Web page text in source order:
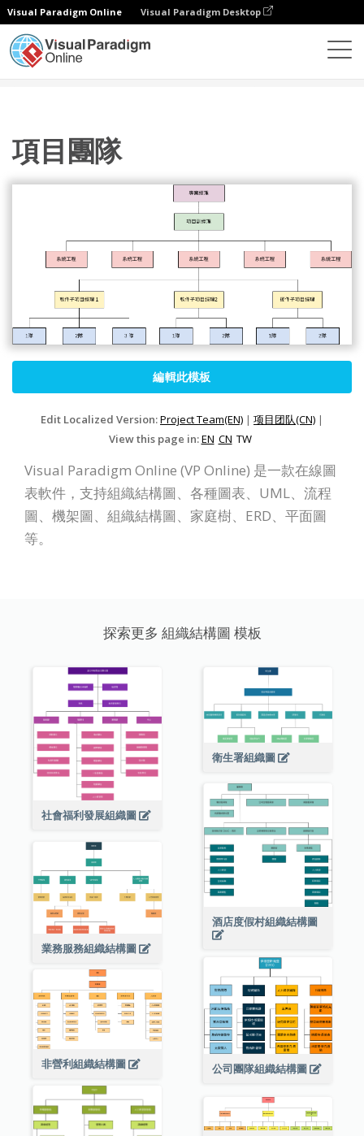
Visual Paradigm Online Visual Paradigm Desktop
項目團隊
編輯此模板
Edit Localized Version:Project Team(EN) | 项目团队(CN) |
View this page in:EN CN TW
Visual Paradigm Online (VP Online) 是一款在線圖
表軟件，支持組織結構圖、各種圖表、UML、流程
圖、機架圖、組織結構圖、家庭樹、ERD、平面圖
等。
探索更多 組織結構圖 模板
社會福利發展組織圖
衛生署組織圖
酒店度假村組織結構圖
業務服務組織結構圖
公司團隊組織結構圖
非營利組織結構圖